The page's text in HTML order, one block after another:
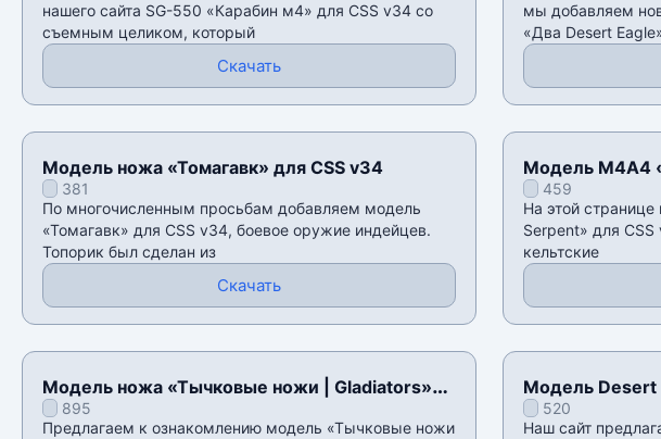
нашего сайта SG-550 «Карабин м4» для CSS v34 со
съемным целиком, который
Скачать
мы добавляем
«Два Desert
Модель ножа «Томагавк» для CSS v34
381
По многочисленным просьбам добавляем модель
«Томагавк» для CSS v34, боевое оружие индейцев.
Топорик был сделан из
Скачать
Модель М4А4
459
На этой
Serpent» для
кельтские
Модель ножа «Тычковые ножи | Gladiators»
для CSS v34
895
Предлагаем к ознакомлению модель «Тычковые ножи
Модель Desert
520
Наш сайт